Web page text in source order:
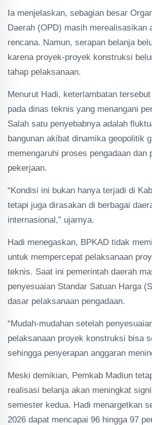
Ia menjelaskan, sebagian besar
Daerah (OPD) masih merealisasikan
rencana. Namun, serapan belanja
karena proyek-proyek konstruksi
tahap pelaksanaan.
Menurut Hadi, keterlambatan
pada dinas teknis yang menangani
Salah satu penyebabnya adalah
bangunan akibat dinamika geopolitik
memengaruhi proses pengadaan dan
pekerjaan.
“Kondisi ini bukan hanya terjadi di
tetapi juga dirasakan di berbagai
internasional,” ujarnya.
Hadi menegaskan, BPKAD tidak
untuk mempercepat pelaksanaan
teknis. Saat ini pemerintah daerah
penyesuaian Standar Satuan Harga
dasar pelaksanaan pengadaan.
“Mudah-mudahan setelah
pelaksanaan proyek konstruksi bisa
sehingga penyerapan anggaran
Meski demikian, Pemkab Madiun
realisasi belanja akan meningkat
semester kedua. Hadi menargetkan
2026 dapat mencapai 96 hingga 97